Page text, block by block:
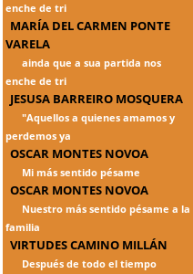
enche de tri
MARÍA DEL CARMEN PONTE
VARELA
ainda que a sua partida nos
enche de tri
JESUSA BARREIRO MOSQUERA
"Aquellos a quienes amamos y
perdemos ya
OSCAR MONTES NOVOA
Mi más sentido pésame
OSCAR MONTES NOVOA
Nuestro más sentido pésame a la
familia
VIRTUDES CAMINO MILLÁN
Después de todo el tiempo